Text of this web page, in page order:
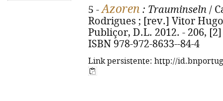
5 -Azoren : Trauminseln /
Rodrigues ; [rev.] Vitor
Publiçor, D.L. 2012. - 206,
ISBN 978-972-8633--84-4
Link persistente: http://